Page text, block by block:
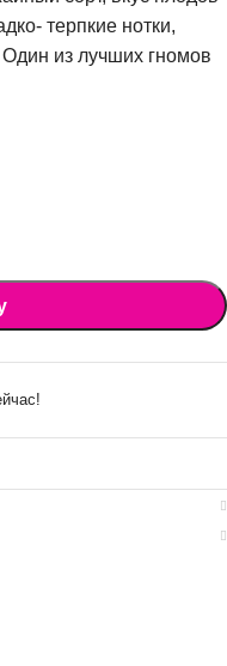
терпкие нотки,
Один из лучших гномов